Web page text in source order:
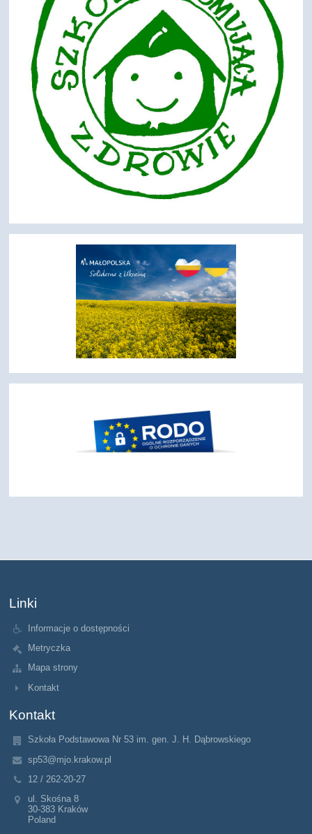
Linki
Informacje o dostępności
Metryczka
Mapa strony
Kontakt
Kontakt
Szkoła Podstawowa Nr 53 im. gen. J. H. Dąbrowskiego
sp53@mjo.krakow.pl
12 / 262-20-27
ul. Skośna 8
30-383 Kraków
Poland